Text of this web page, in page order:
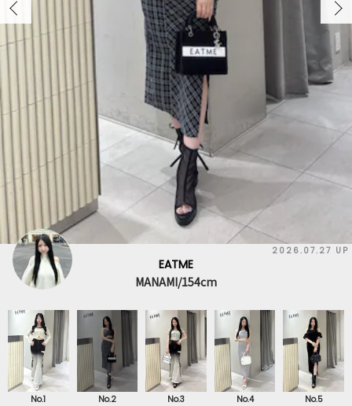
2026.07.27 UP
EATME
MANAMI/154cm
No.1 No.2 No.3 No.4 No.5